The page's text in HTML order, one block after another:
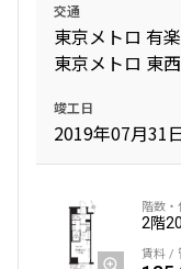
交通
東京メトロ 有
東京メトロ 東
竣工日
2019年07月31
2階